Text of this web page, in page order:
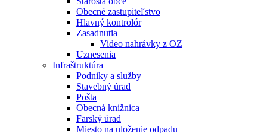
Obecné zastupiteľstvo
Hlavný kontrolór
Zasadnutia
Video nahrávky z OZ
Uznesenia
Infraštruktúra
Podniky a služby
Stavebný úrad
Pošta
Obecná knižnica
Farský úrad
Miesto na uloženie odpadu